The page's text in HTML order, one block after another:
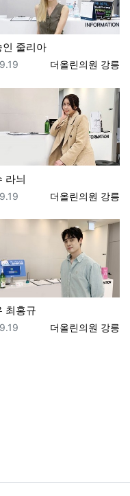
인 줄리아
등록자
더올린의원 강릉
일
라늬
등록자
더올린의원 강릉
일
최홍규
등록자
더올린의원 강릉
일